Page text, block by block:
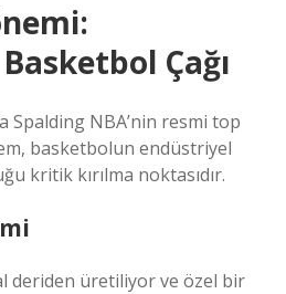
Çağı
Spalding NBA’nin resmi top
basketbolun endüstriyel
kritik kırılma noktasıdır.
deriden üretiliyor ve özel bir